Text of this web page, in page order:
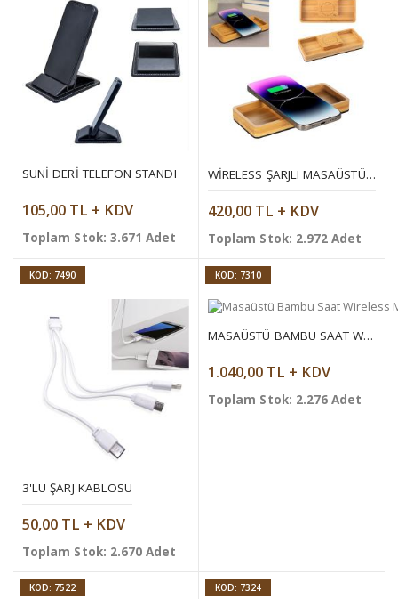
SUNI DERI TELEFON STANDI
105,00 TL + KDV
Toplam Stok: 3.671 Adet
WIRELESS ŞARJLI MASAÜSTÜ DÜZENLEYICI
420,00 TL + KDV
Toplam Stok: 2.972 Adet
KOD: 7490
3'LÜ ŞARJ KABLOSU
50,00 TL + KDV
Toplam Stok: 2.670 Adet
KOD: 7310
MASAÜSTÜ BAMBU SAAT WIRELESS MOBIL ŞARJ CIHAZI
1.040,00 TL + KDV
Toplam Stok: 2.276 Adet
KOD: 7522 KOD: 7324